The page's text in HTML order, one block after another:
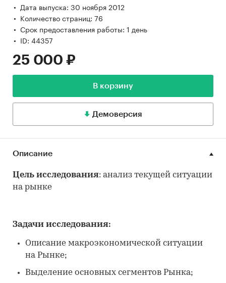
Дата выпуска: 30 ноября 2012
Количество страниц: 76
Срок предоставления работы: 1 день
ID: 44357
25 000 ₽
В корзину
Демоверсия
Описание
Цель исследования: анализ текущей ситуации
на рынке
Задачи исследования:
Описание макроэкономической ситуации
на Рынке;
Выделение основных сегментов Рынка;